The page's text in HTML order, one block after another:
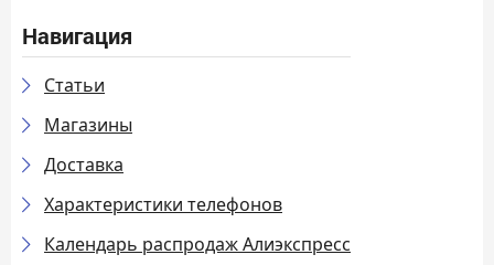
Навигация
Статьи
Магазины
Доставка
Характеристики телефонов
Календарь распродаж Алиэкспресс